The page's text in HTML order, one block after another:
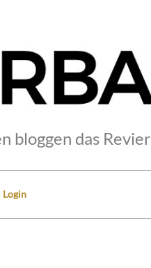
bloggen das Revier
Login